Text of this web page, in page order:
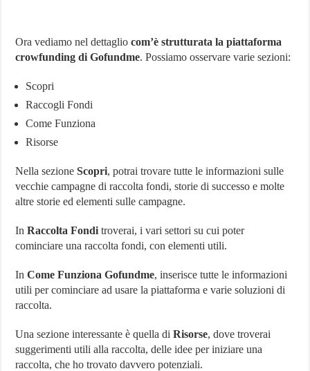
Ora vediamo nel dettagliocom’è strutturata la piattaforma
crowfunding di Gofundme. Possiamo osservare varie sezioni:
Scopri
Raccogli Fondi
Come Funziona
Risorse
Nella sezioneScopri, potrai trovare tutte le informazioni sulle
vecchie campagne di raccolta fondi, storie di successo e molte
altre storie ed elementi sulle campagne.
InRaccolta Fondi troverai, i vari settori su cui poter
cominciare una raccolta fondi, con elementi utili.
InCome Funziona Gofundme, inserisce tutte le informazioni
utili per cominciare ad usare la piattaforma e varie soluzioni di
raccolta.
Una sezione interessante è quella diRisorse, dove troverai
suggerimenti utili alla raccolta, delle idee per iniziare una
raccolta, che ho trovato davvero potenziali.